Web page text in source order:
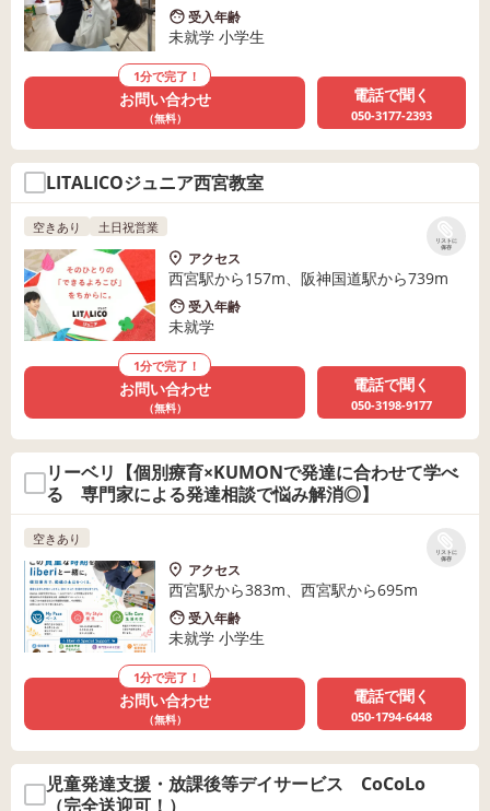
受入年齢
未就学 小学生
1分で完了！
お問い合わせ
（無料）
電話で聞く
050-3177-2393
LITALICOジュニア西宮教室
リストに
保存
空きあり 土日祝営業
アクセス
西宮駅から157m、阪神国道駅から739m
受入年齢
未就学
1分で完了！
お問い合わせ
（無料）
電話で聞く
050-3198-9177
リーベリ【個別療育×KUMONで発達に合わせて学べ
る 専門家による発達相談で悩み解消◎】
リストに
保存
空きあり
アクセス
西宮駅から383m、西宮駅から695m
受入年齢
未就学 小学生
1分で完了！
お問い合わせ
（無料）
電話で聞く
050-1794-6448
児童発達支援・放課後等デイサービス CoCoLo
（完全送迎可！）